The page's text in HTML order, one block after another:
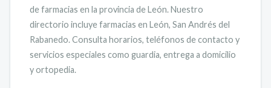
de farmacias en la provincia deLeón.Nuestro
directorio incluye farmacias en León, San Andrés del
Rabanedo.Consulta horarios, teléfonos de contacto y
servicios especiales como guardia, entrega a domicilio
y ortopedia.